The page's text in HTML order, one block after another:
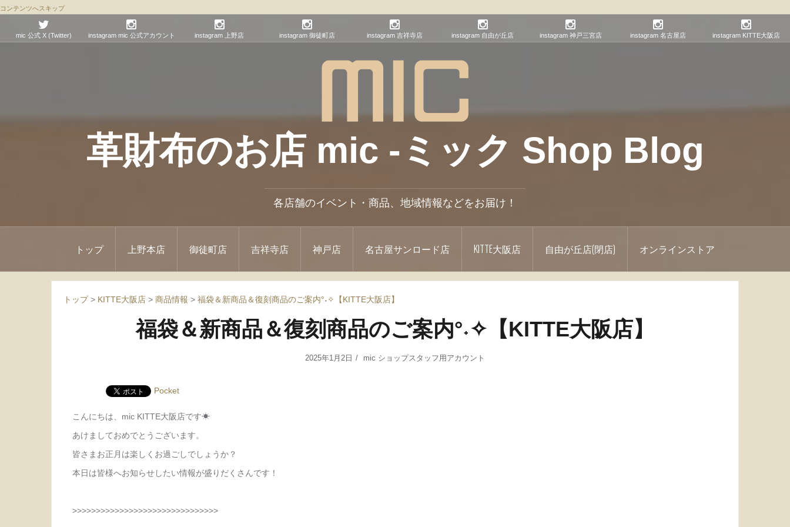
コンテンツへスキップ
mic 公式 X (Twitter) instagram mic 公式アカウント instagram 上野店 instagram 御徒町店 instagram 吉祥寺店 instagram 自由が丘店 instagram 神戸三宮店 instagram 名古屋店 instagram KITTE大阪店
革財布のお店 mic -ミック Shop Blog
各店舗のイベント・商品、地域情報などをお届け！
トップ 上野本店 御徒町店 吉祥寺店 神戸店 名古屋サンロード店 KITTE大阪店 自由が丘店(閉店) オンラインストア
トップ> KITTE大阪店 > 商品情報 > 福袋＆新商品＆復刻商品のご案内°˖✧【KITTE大阪店】
福袋＆新商品＆復刻商品のご案内°˖✧【KITTE大阪店】
2025年1月2日 mic ショップスタッフ用アカウント
Pocket
こんにちは、mic KITTE大阪店です☀︎
あけましておめでとうございます。
皆さまお正月は楽しくお過ごしでしょうか？
本日は皆様へお知らせしたい情報が盛りだくさんです！
>>>>>>>>>>>>>>>>>>>>>>>>>>>>>>>